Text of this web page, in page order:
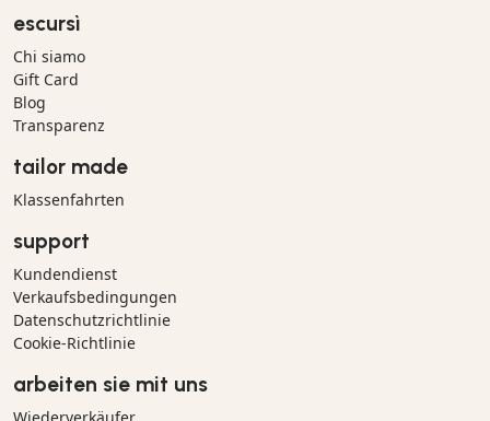
escursì
Chi siamo
Gift Card
Blog
Transparenz
tailor made
Klassenfahrten
support
Kundendienst
Verkaufsbedingungen
Datenschutzrichtlinie
Cookie-Richtlinie
arbeiten sie mit uns